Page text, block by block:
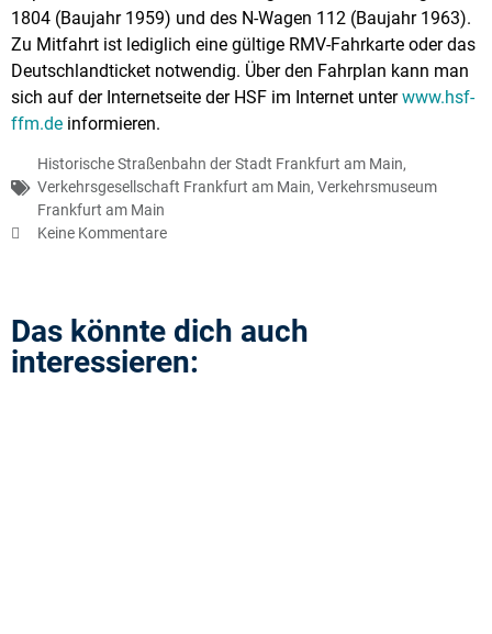
1804 (Baujahr 1959) und des N-Wagen 112 (Baujahr 1963).
Zu Mitfahrt ist lediglich eine gültige RMV-Fahrkarte oder das
Deutschlandticket notwendig. Über den Fahrplan kann man
sich auf der Internetseite der HSF im Internet unterwww.hsf-
ffm.de informieren.
Historische Straßenbahn der Stadt Frankfurt am Main,
Verkehrsgesellschaft Frankfurt am Main, Verkehrsmuseum
Frankfurt am Main
Keine Kommentare
Das könnte dich auch
interessieren: